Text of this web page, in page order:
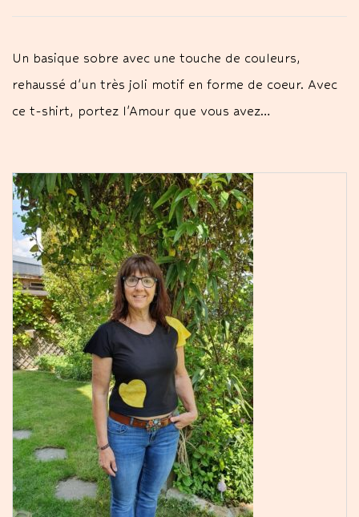
Un basique sobre avec une touche de couleurs,
rehaussé d'un très joli motif en forme de coeur. Avec
ce t-shirt, portez l'Amour que vous avez…